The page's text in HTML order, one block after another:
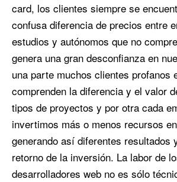
card, los clientes siempre se
confusa diferencia de precios entre
estudios y autónomos que no
genera una gran desconfianza en
una parte muchos clientes profanos
comprenden la diferencia y el valor
tipos de proyectos y por otra cada
invertimos más o menos recursos
generando así diferentes resultados
retorno de la inversión. La labor de
desarrolladores web no es sólo